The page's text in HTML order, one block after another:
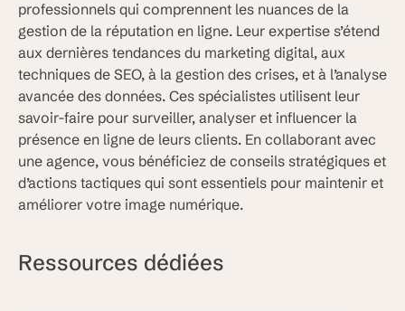
professionnels qui comprennent les nuances de la
gestion de la réputation en ligne. Leur expertise s’étend
aux dernières tendances du marketing digital, aux
techniques de SEO, à la gestion des crises, et à l’analyse
avancée des données. Ces spécialistes utilisent leur
savoir-faire pour surveiller, analyser et influencer la
présence en ligne de leurs clients. En collaborant avec
une agence, vous bénéficiez de conseils stratégiques et
d’actions tactiques qui sont essentiels pour maintenir et
améliorer votre image numérique.
Ressources dédiées